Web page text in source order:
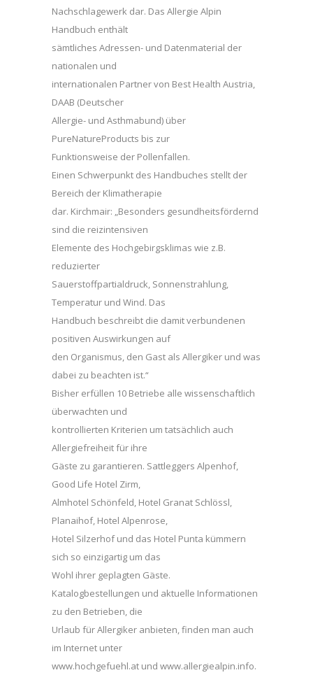
Nachschlagewerk dar. Das Allergie Alpin
Handbuch enthält
sämtliches Adressen- und Datenmaterial der
nationalen und
internationalen Partner von Best Health Austria,
DAAB (Deutscher
Allergie- und Asthmabund) über
PureNatureProducts bis zur
Funktionsweise der Pollenfallen.
Einen Schwerpunkt des Handbuches stellt der
Bereich der Klimatherapie
dar. Kirchmair: „Besonders gesundheitsfördernd
sind die reizintensiven
Elemente des Hochgebirgsklimas wie z.B.
reduzierter
Sauerstoffpartialdruck, Sonnenstrahlung,
Temperatur und Wind. Das
Handbuch beschreibt die damit verbundenen
positiven Auswirkungen auf
den Organismus, den Gast als Allergiker und was
dabei zu beachten ist.“
Bisher erfüllen 10 Betriebe alle wissenschaftlich
überwachten und
kontrollierten Kriterien um tatsächlich auch
Allergiefreiheit für ihre
Gäste zu garantieren. Sattleggers Alpenhof,
Good Life Hotel Zirm,
Almhotel Schönfeld, Hotel Granat Schlössl,
Planaihof, Hotel Alpenrose,
Hotel Silzerhof und das Hotel Punta kümmern
sich so einzigartig um das
Wohl ihrer geplagten Gäste.
Katalogbestellungen und aktuelle Informationen
zu den Betrieben, die
Urlaub für Allergiker anbieten, finden man auch
im Internet unter
www.hochgefuehl.at und www.allergiealpin.info.